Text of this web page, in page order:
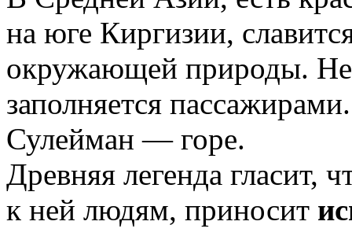
на юге Киргизии,
окружающей природы.
заполняется
Сулейман — горе.
Древняя легенда гласит,
к ней людям, приносит